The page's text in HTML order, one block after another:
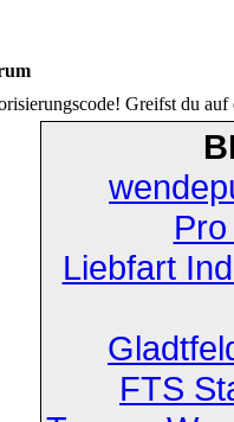
Greifst du
Liebfart
FTS